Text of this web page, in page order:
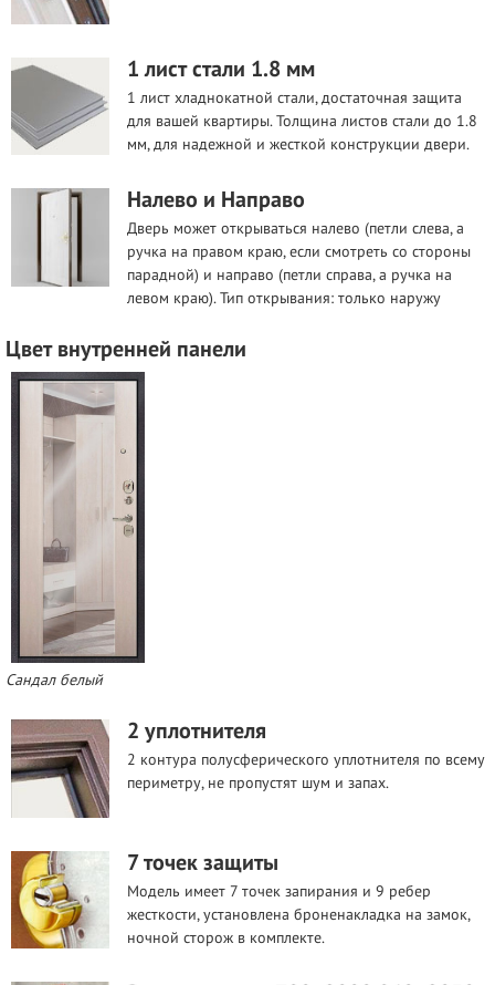
1 лист стали 1.8 мм
1 лист хладнокатной стали, достаточная защита
для вашей квартиры. Толщина листов стали до 1.8
мм, для надежной и жесткой конструкции двери.
Налево и Направо
Дверь может открываться налево (петли слева, а
ручка на правом краю, если смотреть со стороны
парадной) и направо (петли справа, а ручка на
левом краю). Тип открывания: только наружу
Цвет внутренней панели
Сандал белый
2 уплотнителя
2 контура полусферического уплотнителя по всему
периметру, не пропустят шум и запах.
7 точек защиты
Модель имеет 7 точек запирания и 9 ребер
жесткости, установлена броненакладка на замок,
ночной сторож в комплекте.